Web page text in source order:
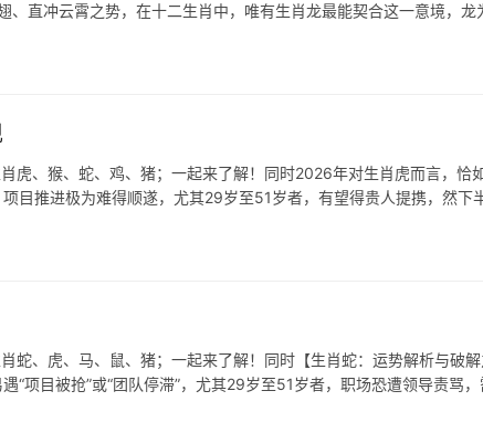
、直冲云霄之势，在十二生肖中，唯有生肖龙最能契合这一意境，龙
虎、猴、蛇、鸡、猪；一起来了解！同时2026年对生肖虎而言，恰
目推进极为难得顺遂，尤其29岁至51岁者，有望得贵人提携，然下
蛇、虎、马、鼠、猪；一起来了解！同时【生肖蛇：运势解析与破解
项目被抢”或“团队停滞”，尤其29岁至51岁者，职场恐遭领导责骂，